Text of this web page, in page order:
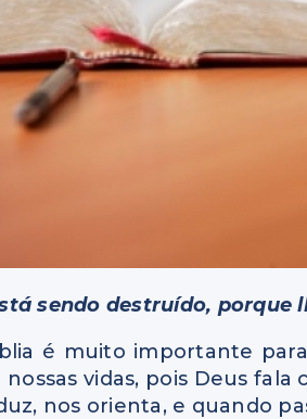
sendo destruído,
é muito importante
nossas vidas, pois Deus
nos orienta, e quando